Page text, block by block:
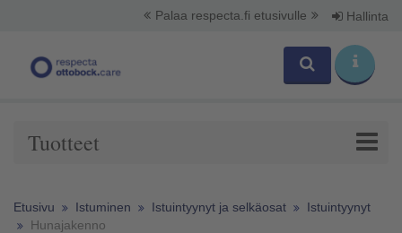
Palaa respecta.fi etusivulle Hallinta
Tuotteet
Etusivu Istuminen Istuintyynyt ja selkäosat
Istuintyynyt
Hunajakenno